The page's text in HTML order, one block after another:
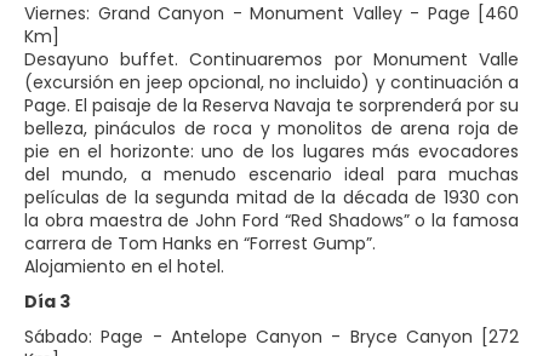
Viernes: Grand Canyon - Monument Valley - Page [460
Km]
Desayuno buffet. Continuaremos por Monument Valle
(excursión en jeep opcional, no incluido) y continuación a
Page. El paisaje de la Reserva Navaja te sorprenderá por su
belleza, pináculos de roca y monolitos de arena roja de
pie en el horizonte: uno de los lugares más evocadores
del mundo, a menudo escenario ideal para muchas
películas de la segunda mitad de la década de 1930 con
la obra maestra de John Ford “Red Shadows” o la famosa
carrera de Tom Hanks en “Forrest Gump”.
Alojamiento en el hotel.
Día 3
Sábado: Page - Antelope Canyon - Bryce Canyon [272